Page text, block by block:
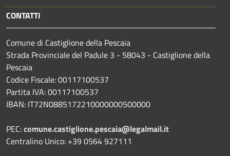
CONTATTI
Comune di Castiglione della Pescaia
Strada Provinciale del Padule 3 - 58043 - Castiglione della
Pescaia
Codice Fiscale: 00117100537
Partita IVA: 00117100537
IBAN: IT72N0885172210000000500000
PEC:comune.castiglione.pescaia@legalmail.it
Centralino Unico: +39 0564 927111